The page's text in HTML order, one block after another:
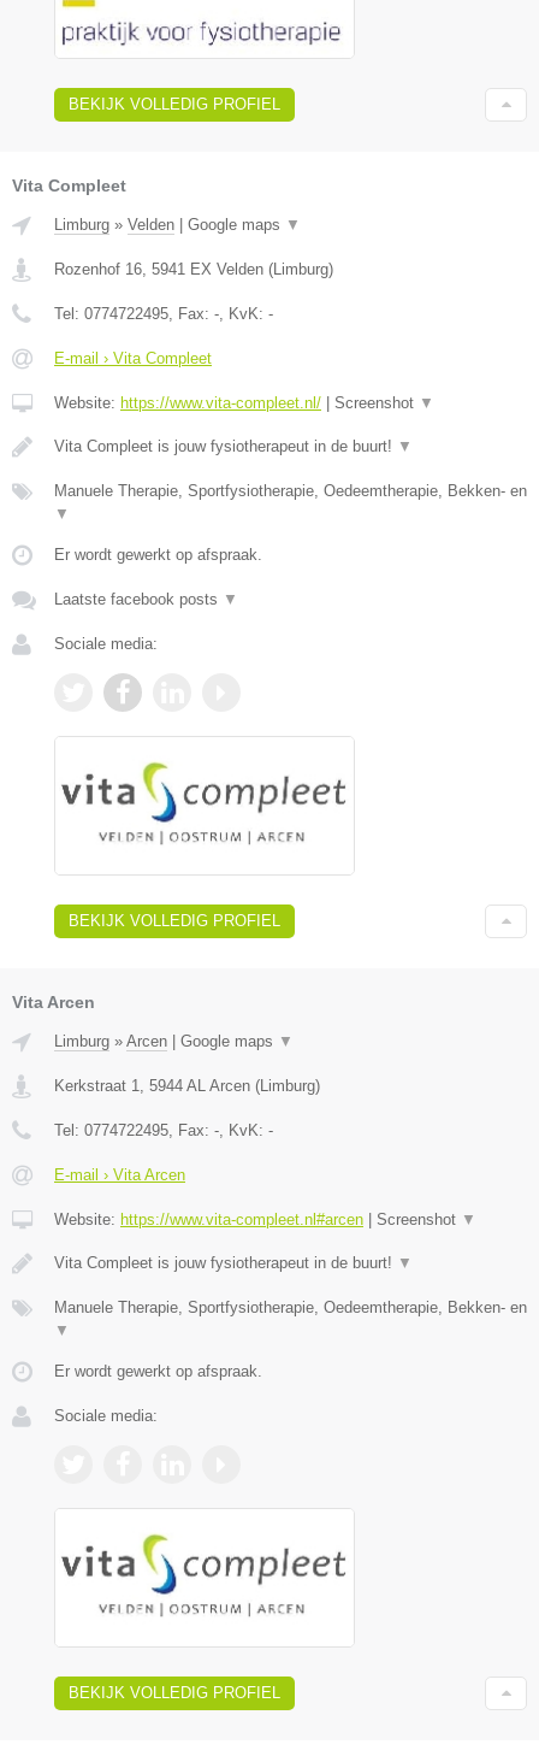
BEKIJK VOLLEDIG PROFIEL
Vita Compleet
Limburg » Velden Google maps ▼
Rozenhof 16 5941 EX Velden ( Limburg)
Tel: 0774722495 , Fax: - , KvK: -
E-mail › Vita Compleet
Website: https://www.vita-compleet.nl/ Screenshot ▼
Vita Compleet is jouw fysiotherapeut in de buurt! ▼
Manuele Therapie, Sportfysiotherapie, Oedeemtherapie, Bekken- en
▼
Er wordt gewerkt op afspraak.
Laatste facebook posts ▼
Sociale media:
BEKIJK VOLLEDIG PROFIEL
Vita Arcen
Limburg » Arcen Google maps ▼
Kerkstraat 1 5944 AL Arcen ( Limburg)
Tel: 0774722495 , Fax: - , KvK: -
E-mail › Vita Arcen
Website: https://www.vita-compleet.nl#arcen Screenshot ▼
Vita Compleet is jouw fysiotherapeut in de buurt! ▼
Manuele Therapie, Sportfysiotherapie, Oedeemtherapie, Bekken- en
▼
Er wordt gewerkt op afspraak.
Sociale media:
BEKIJK VOLLEDIG PROFIEL